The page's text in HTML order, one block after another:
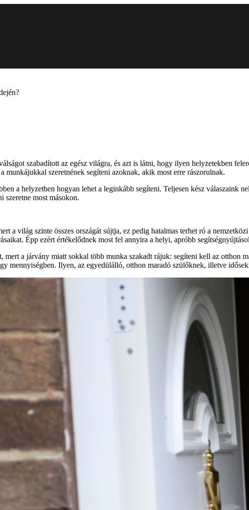
szabadított az egész világra, és azt is látni, hogy ilyen helyzetekben
munkájukkal szeretnének segíteni azoknak, akik most erre rászorulnak.
a helyzetben hogyan lehet a leginkább segíteni. Teljesen kész válaszaink
szeretne most másokon.
a világ szinte összes országát sújtja, ez pedig hatalmas terhet ró a
Épp ezért értékelődnek most fel annyira a helyi, apróbb
mert a járvány miatt sokkal több munka szakadt rájuk: segíteni kell az otthon
mennyiségben. Ilyen, az egyedülálló, otthon maradó szülőknek, illetve